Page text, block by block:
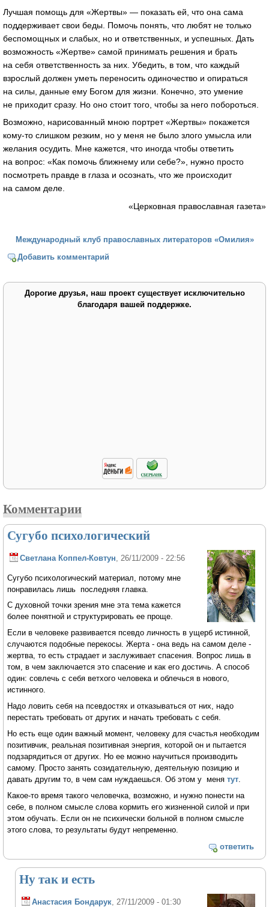
Лучшая помощь для «Жертвы» — показать ей, что она сама
поддерживает свои беды. Помочь понять, что любят не только
беспомощных и слабых, но и ответственных, и успешных. Дать
возможность «Жертве» самой принимать решения и брать
на себя ответственность за них. Убедить, в том, что каждый
взрослый должен уметь переносить одиночество и опираться
на силы, данные ему Богом для жизни. Конечно, это умение
не приходит сразу. Но оно стоит того, чтобы за него побороться.
Возможно, нарисованный мною портрет «Жертвы» покажется
кому-то слишком резким, но у меня не было злого умысла или
желания осудить. Мне кажется, что иногда чтобы ответить
на вопрос: «Как помочь ближнему или себе?», нужно просто
посмотреть правде в глаза и осознать, что же происходит
на самом деле.
«Церковная православная газета»
Международный клуб православных литераторов «Омилия»
Добавить комментарий
Дорогие друзья, наш проект существует исключительно
благодаря вашей поддержке.
Комментарии
Сугубо психологический
Светлана Коппел-Ковтун , 26/11/2009 - 22:56
Сугубо психологический материал, потому мне
понравилась лишь последняя главка.
С духовной точки зрения мне эта тема кажется
более понятной и структурировать ее проще.
Если в человеке развивается псевдо личность в ущерб истинной,
случаются подобные перекосы. Жерта - она ведь на самом деле -
жертва, то есть страдает и заслуживает спасения. Вопрос лишь в
том, в чем заключается это спасение и как его достичь. А способ
один: совлечь с себя ветхого человека и облечься в нового,
истинного.
Надо ловить себя на псевдостях и отказываться от них, надо
перестать требовать от других и начать требовать с себя.
Но есть еще один важный момент, человеку для счастья необходим
позитивчик, реальная позитивная энергия, которой он и пытается
подзарядиться от других. Но ее можно научиться производить
самому. Просто занять созидательную, деятельную позицию и
давать другим то, в чем сам нуждаешься. Об этом у менятут
Какое-то время такого человечка, возможно, и нужно понести на
себе, в полном смысле слова кормить его жизненной силой и при
этом обучать. Если он не психически больной в полном смысле
этого слова, то результаты будут непременно.
ответить
Ну так и есть
Анастасия Бондарук , 27/11/2009 - 01:30